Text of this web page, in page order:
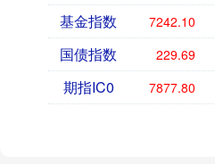
基金指数 7242.10
国债指数 229.69
期指IC0 7877.80